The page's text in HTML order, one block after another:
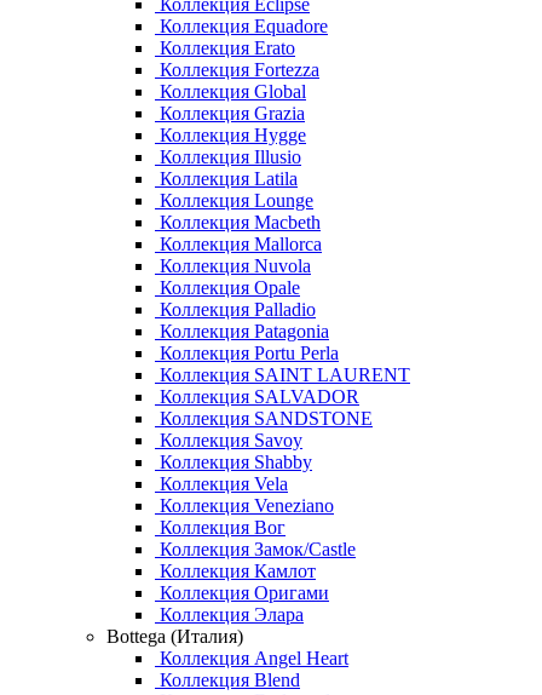
Коллекция Eclipse
Коллекция Equadore
Коллекция Erato
Коллекция Fortezza
Коллекция Global
Коллекция Grazia
Коллекция Hygge
Коллекция Illusio
Коллекция Latila
Коллекция Lounge
Коллекция Macbeth
Коллекция Mallorca
Коллекция Nuvola
Коллекция Opale
Коллекция Palladio
Коллекция Patagonia
Коллекция Portu Perla
Коллекция SAINT LAURENT
Коллекция SALVADOR
Коллекция SANDSTONE
Коллекция Savoy
Коллекция Shabby
Коллекция Vela
Коллекция Veneziano
Коллекция Вог
Коллекция Замок/Castle
Коллекция Камлот
Коллекция Оригами
Коллекция Элара
Bottega (Италия)
Коллекция Angel Heart
Коллекция Blend